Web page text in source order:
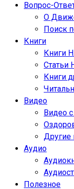
Вопрос-
О
Поиск
Книги
Книги
Статьи
Книги
Видео
Видео
Другие
Аудио
Полезное